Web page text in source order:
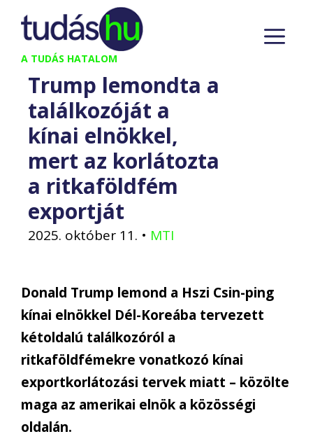
Kilépés
tartalomba
A TUDÁS HATALOM
Trump lemondta a
találkozóját a
kínai elnökkel,
mert az korlátozta
a ritkaföldfém
exportját
2025. október 11. • MTI
Donald Trump lemond a Hszi Csin-ping
kínai elnökkel Dél-Koreába tervezett
kétoldalú találkozóról a
ritkaföldfémekre vonatkozó kínai
exportkorlátozási tervek miatt – közölte
maga az amerikai elnök a közösségi
oldalán.